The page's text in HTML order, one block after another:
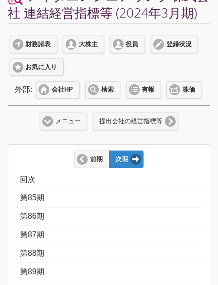
社 連結経営指標等 (2024年3月期)
財務諸表 大株主 役員 登録状況
お気に入り
外部: 会社HP 検索 有報 株価
メニュー 提出会社の経営指標等
前期 次期
回次
第85期
第86期
第87期
第88期
第89期